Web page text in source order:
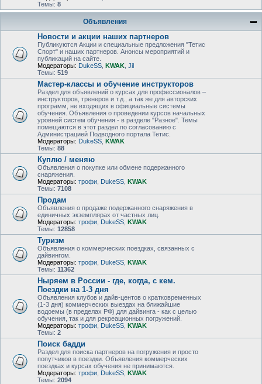
Темы: 8
Объявления
Новости и акции наших партнеров
Публикуются Акции и специальные предложения "Тетис
Спорт" и наших партнеров. Анонсы мероприятий и
публикаций на сайте.
Модераторы: DukeSS KWAK Jil
Темы: 519
Мастер-классы и обучение инструкторов
Раздел для объявлений о курсах для профессионалов –
инструкторов, тренеров и т.д., а так же для авторских
программ, не входящих в официальные системы
обучения. Объявления о проведении курсов начальных
уровней систем обучения - в разделе "Разное". Темы
помещаются в этот раздел по согласованию с
Администрацией Подводного портала Тетис.
Модераторы: DukeSS KWAK
Темы: 88
Куплю / меняю
Объявления о покупке или обмене подержанного
снаряжения.
Модераторы: трофи DukeSS KWAK
Темы: 7108
Продам
Объявления о продаже подержанного снаряжения в
единичных экземплярах от частных лиц.
Модераторы: трофи DukeSS KWAK
Темы: 12858
Туризм
Объявления о коммерческих поездках, связанных с
дайвингом.
Модераторы: трофи DukeSS KWAK
Темы: 11362
Ныряем в России - где, когда, с кем.
Поездки на 1-3 дня
Объявления клубов и дайв-центов о кратковременных
(1-3 дня) коммерческих выездах на ближайшие
водоемы (в пределах РФ) для дайвинга - как с целью
обучения, так и для рекреационных погружений.
Модераторы: трофи DukeSS KWAK
Темы: 2
Поиск бадди
Раздел для поиска партнеров на погружения и просто
попутчиков в поездки. Объявления коммерческих
поездках и курсах обучения не принимаются.
Модераторы: трофи DukeSS KWAK
Темы: 2094